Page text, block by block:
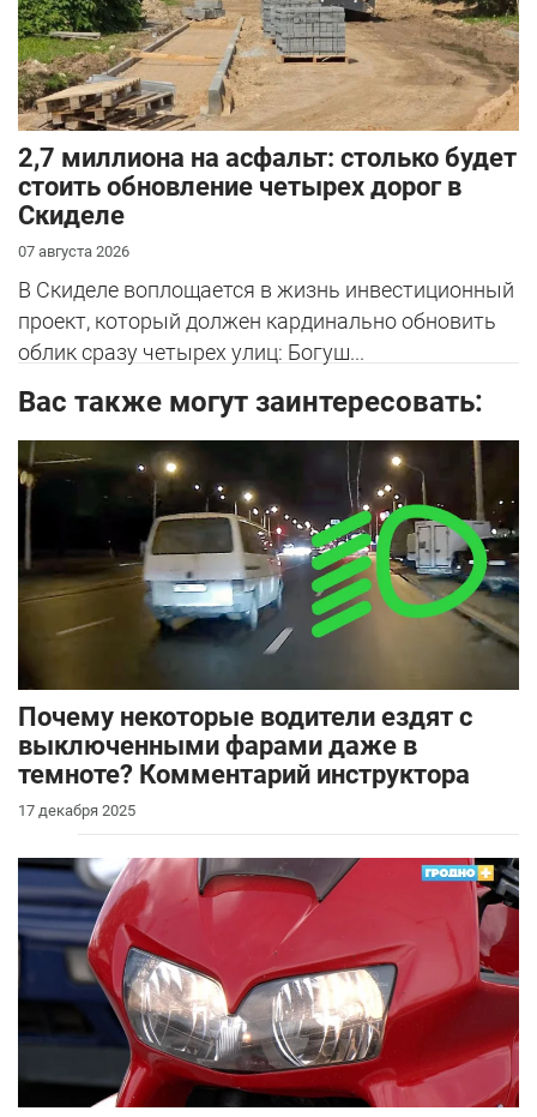
2,7 миллиона на асфальт: столько будет
стоить обновление четырех дорог в
Скиделе
07 августа 2026
В Скиделе воплощается в жизнь инвестиционный
проект, который должен кардинально обновить
облик сразу четырех улиц: Богуш...
Вас также могут заинтересовать:
Почему некоторые водители ездят с
выключенными фарами даже в
темноте? Комментарий инструктора
17 декабря 2025